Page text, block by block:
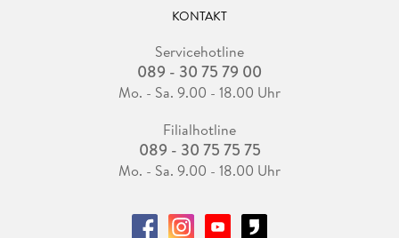
KONTAKT
Servicehotline
089 - 30 75 79 00
Mo. - Sa. 9.00 - 18.00 Uhr
Filialhotline
089 - 30 75 75 75
Mo. - Sa. 9.00 - 18.00 Uhr